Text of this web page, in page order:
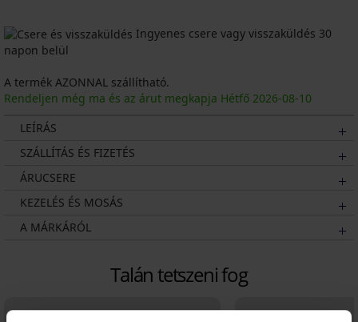
Ingyenes csere vagy visszaküldés 30
napon belül
A termék AZONNAL szállítható.
Rendeljen még ma és az árut megkapja Hétfő 2026-08-10
LEÍRÁS
SZÁLLÍTÁS ÉS FIZETÉS
ÁRUCSERE
KEZELÉS ÉS MOSÁS
A MÁRKÁRÓL
Talán tetszeni fog